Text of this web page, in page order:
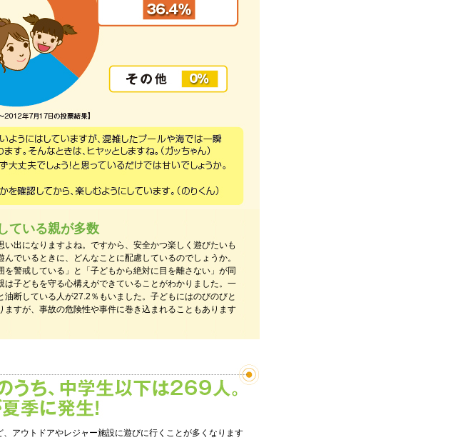
ている親が多数
出になりますよね。ですから、安全かつ楽しく遊びたいも
でいるときに、どんなことに配慮しているのでしょうか。
警戒している」と「子どもから絶対に目を離さない」が同
子どもを守る心構えができていることがわかりました。一
断している人が27.2％もいました。子どもにはのびのびと
すが、事故の危険性や事件に巻き込まれることもあります
アウトドアやレジャー施設に遊びに行くことが多くなります